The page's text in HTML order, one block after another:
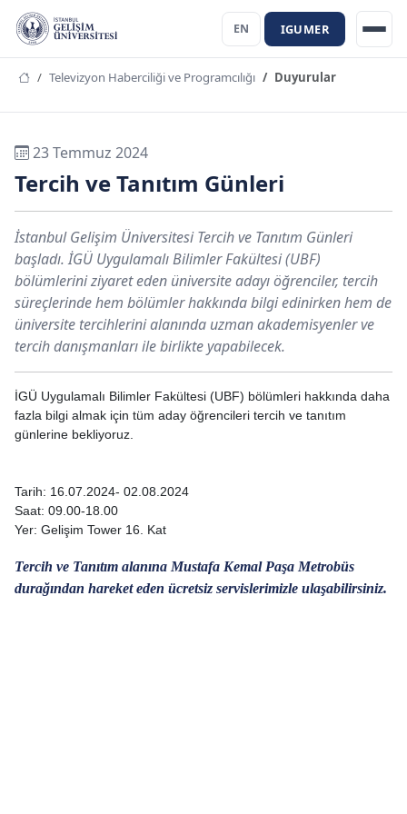
EN IGUMER
Televizyon Haberciliği ve Programcılığı Duyurular
23 Temmuz 2024
Tercih ve Tanıtım Günleri
İstanbul Gelişim Üniversitesi Tercih ve Tanıtım Günleri
başladı. İGÜ Uygulamalı Bilimler Fakültesi (UBF)
bölümlerini ziyaret eden üniversite adayı öğrenciler, tercih
süreçlerinde hem bölümler hakkında bilgi edinirken hem de
üniversite tercihlerini alanında uzman akademisyenler ve
tercih danışmanları ile birlikte yapabilecek.
İGÜ Uygulamalı Bilimler Fakültesi (UBF) bölümleri hakkında daha
fazla bilgi almak için tüm aday öğrencileri tercih ve tanıtım
günlerine bekliyoruz.
Tarih: 16.07.2024- 02.08.2024
Saat: 09.00-18.00
Yer: Gelişim Tower 16. Kat
Tercih ve Tanıtım alanına Mustafa Kemal Paşa Metrobüs
durağından hareket eden ücretsiz servislerimizle ulaşabilirsiniz.